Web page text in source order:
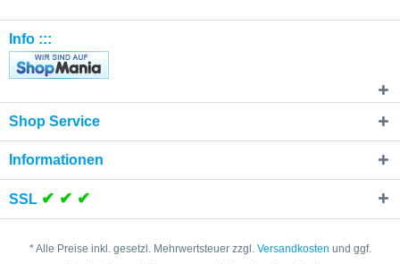
Info :::
Shop Service
Informationen
SSL ✔ ✔ ✔
* Alle Preise inkl. gesetzl. Mehrwertsteuer zzgl. Versandkosten und ggf.